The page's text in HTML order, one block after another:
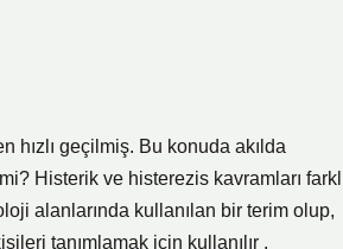
hızlı geçilmiş. Bu konuda akılda
Histerik ve histerezis kavramları
alanlarında kullanılan bir terim olup,
tanımlamak için kullanılır .